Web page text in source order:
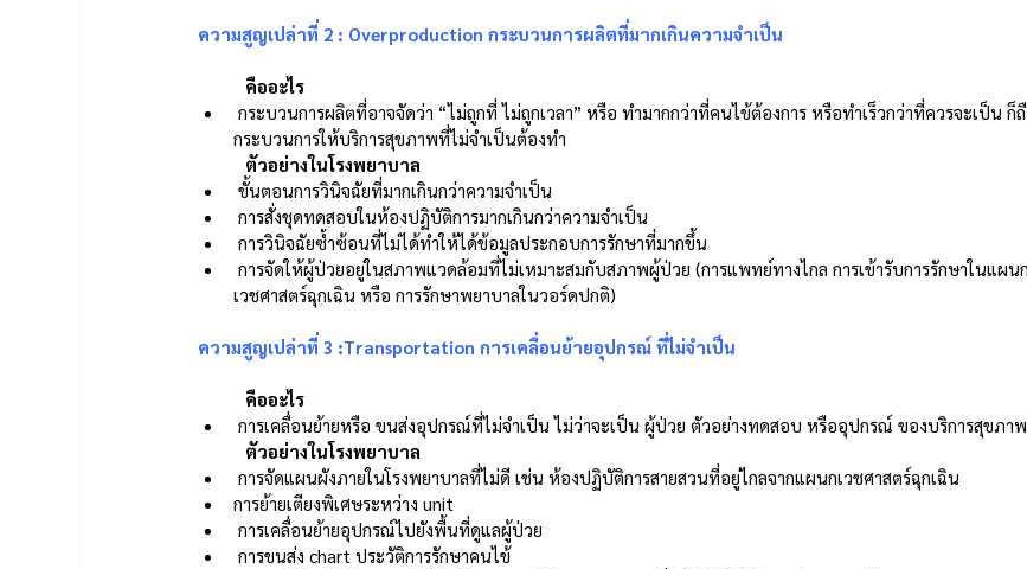
ความสูญเปล่าที่ 2 : Overproduction กระบวนการผลิตที่มากเกินความจำเป็น
คืออะไร
กระบวนการผลิตที่อาจจัดว่า “ไม่ถูกที่ ไม่ถูกเวลา” หรือ ทำมากกว่าที่คนไข้ต้องการ หรือทำเร็วกว่าที่ควรจะเป็น ก็ถือว่า
กระบวนการให้บริการสุขภาพที่ไม่จำเป็นต้องทำ
ตัวอย่างในโรงพยาบาล
ขั้นตอนการวินิจฉัยที่มากเกินกว่าความจำเป็น
การสั่งชุดทดสอบในห้องปฏิบัติการมากเกินกว่าความจำเป็น
การวินิจฉัยซ้ำซ้อนที่ไม่ได้ทำให้ได้ข้อมูลประกอบการรักษาที่มากขึ้น
การจัดให้ผู้ป่วยอยู่ในสภาพแวดล้อมที่ไม่เหมาะสมกับสภาพผู้ป่วย (การแพทย์ทางไกล การเข้ารับการรักษาในแผนก
เวชศาสตร์ฉุกเฉิน หรือ การรักษาพยาบาลในวอร์ดปกติ)
ความสูญเปล่าที่ 3 :Transportation การเคลื่อนย้ายอุปกรณ์ ที่ไม่จำเป็น
คืออะไร
การเคลื่อนย้ายหรือ ขนส่งอุปกรณ์ที่ไม่จำเป็น ไม่ว่าจะเป็น ผู้ป่วย ตัวอย่างทดสอบ หรืออุปกรณ์ ของบริการสุขภาพ
ตัวอย่างในโรงพยาบาล
การจัดแผนผังภายในโรงพยาบาลที่ไม่ดี เช่น ห้องปฏิบัติการสายสวนที่อยู่ไกลจากแผนกเวชศาสตร์ฉุกเฉิน
การย้ายเตียงพิเศษระหว่าง unit
การเคลื่อนย้ายอุปกรณ์ไปยังพื้นที่ดูแลผู้ป่วย
การขนส่ง chart ประวัติการรักษาคนไข้